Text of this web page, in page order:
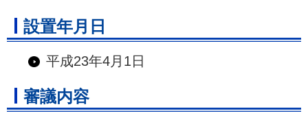
設置年月日
平成23年4月1日
審議内容